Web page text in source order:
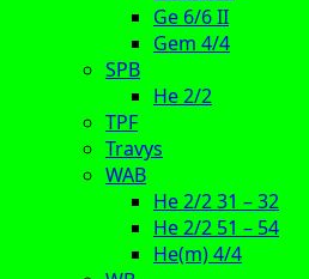
Ge 6/6 II
Gem 4/4
SPB
He 2/2
TPF
Travys
WAB
He 2/2 31 – 32
He 2/2 51 – 54
He(m) 4/4